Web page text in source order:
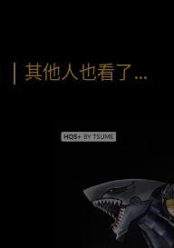
其他人也看了…